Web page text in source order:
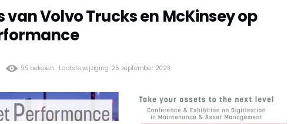
van Volvo Trucks en McKinsey op
99 bekeken Laatste wijziging: 25 september 2023